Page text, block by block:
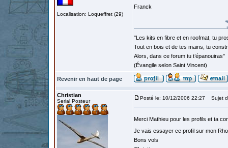
Localisation: Loqueffret (29)
Franck
"Les kits en fibre et en roofmat, tu
Tout en bois et de tes mains, tu
Alors, dans ce forum tu t’épanouiras"
(Évangile selon Saint Vincent)
Revenir en haut de page
Christian
Serial Posteur
Posté le: 10/12/2006 22:27 Sujet
Merci Mathieu pour les profils et ta
Je vais essayer ce profil sur mon
Bons vols